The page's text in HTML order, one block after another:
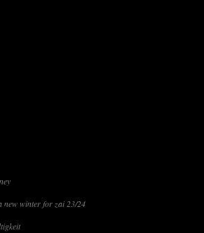
new winter for zai 23/24